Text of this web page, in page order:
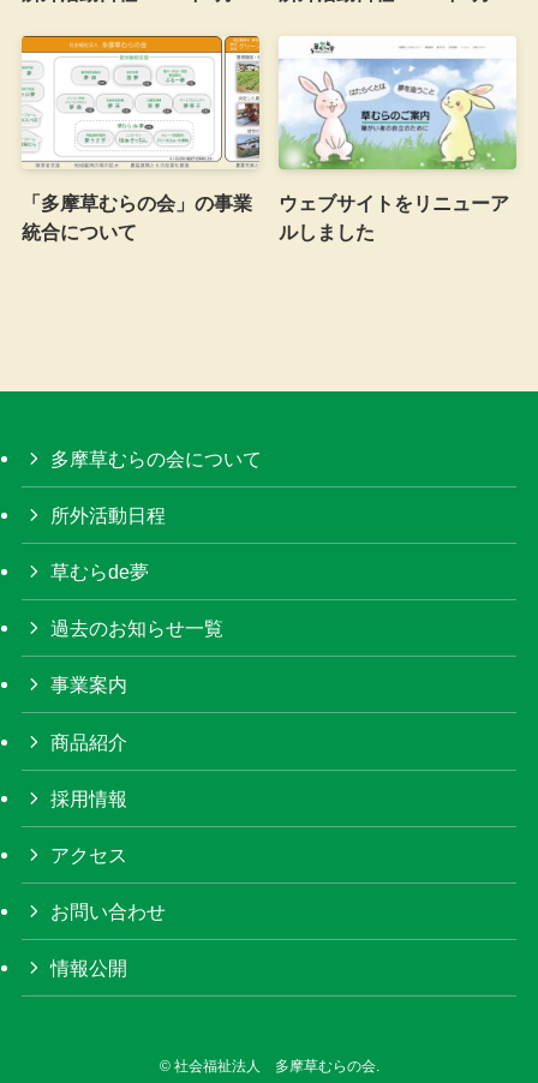
「多摩草むらの会」の事業
統合について
ウェブサイトをリニューア
ルしました
多摩草むらの会について
所外活動日程
草むらde夢
過去のお知らせ一覧
事業案内
商品紹介
採用情報
アクセス
お問い合わせ
情報公開
©社会福祉法人 多摩草むらの会.